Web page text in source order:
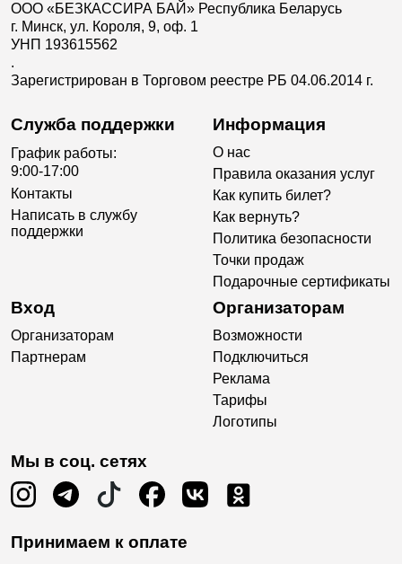
ООО «БЕЗКАССИРА БАЙ» Республика Беларусь
г. Минск, ул. Короля, 9, оф. 1
УНП 193615562
.
Зарегистрирован в Торговом реестре РБ 04.06.2014 г.
Служба поддержки
График работы:
9:00-17:00
Контакты
Написать в службу
поддержки
Информация
О нас
Правила оказания услуг
Как купить билет?
Как вернуть?
Политика безопасности
Точки продаж
Подарочные сертификаты
Вход
Организаторам
Партнерам
Организаторам
Возможности
Подключиться
Реклама
Тарифы
Логотипы
Мы в соц. сетях
Принимаем к оплате